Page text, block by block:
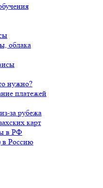
облака
нужно?
платежей
за рубежа
карт
в РФ
в Россию